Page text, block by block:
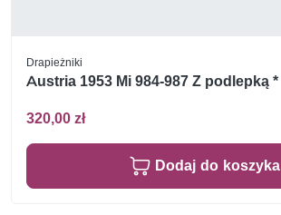
Drapieżniki
Austria 1953 Mi 984-987 Z podlepką *
320,00 zł
Dodaj do koszyka